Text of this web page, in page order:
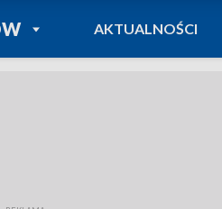
DO
REGIONY
AKTUALNOŚCI